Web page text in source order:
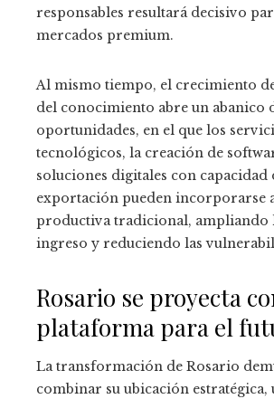
responsables resultará decisivo
mercados premium.
Al mismo tiempo, el crecimiento
del conocimiento abre un abanico
oportunidades, en el que los
tecnológicos, la creación de
soluciones digitales con capacidad
exportación pueden incorporarse
productiva tradicional, ampliando
ingreso y reduciendo las
Rosario se proyecta
plataforma para el
La transformación de Rosario
combinar su ubicación estratégica,